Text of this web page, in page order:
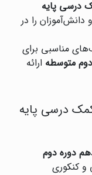
درسی پایه
دانش‌آموزان را در
مناسبی برای
متوسطه ارائه
درسی پایه
دوره دوم
کنکوری